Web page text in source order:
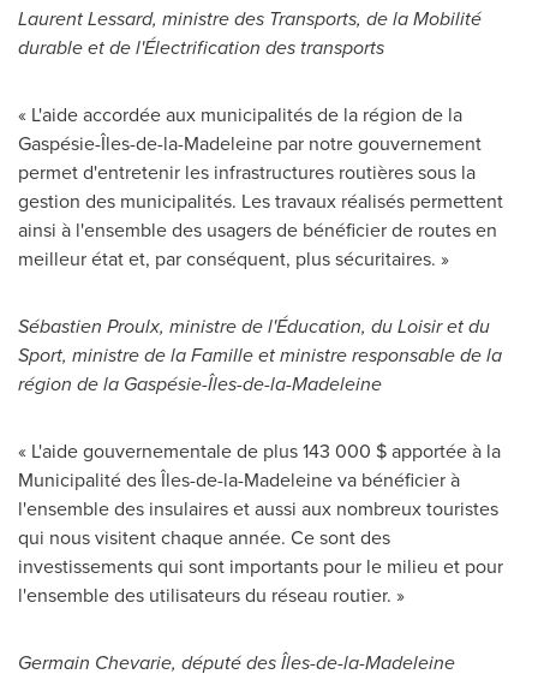
Laurent Lessard, ministre des Transports, de la Mobilité
durable et de l'Électrification des transports
« L'aide accordée aux municipalités de la région de la
Gaspésie-Îles-de-la-Madeleine par notre gouvernement
permet d'entretenir les infrastructures routières sous la
gestion des municipalités. Les travaux réalisés permettent
ainsi à l'ensemble des usagers de bénéficier de routes en
meilleur état et, par conséquent, plus sécuritaires. »
Sébastien Proulx, ministre de l'Éducation, du Loisir et du
Sport, ministre de la Famille et ministre responsable de la
région de la Gaspésie-Îles-de-la-Madeleine
« L'aide gouvernementale de plus 143 000 $ apportée à la
Municipalité des Îles-de-la-Madeleine va bénéficier à
l'ensemble des insulaires et aussi aux nombreux touristes
qui nous visitent chaque année. Ce sont des
investissements qui sont importants pour le milieu et pour
l'ensemble des utilisateurs du réseau routier. »
Germain Chevarie, député des Îles-de-la-Madeleine